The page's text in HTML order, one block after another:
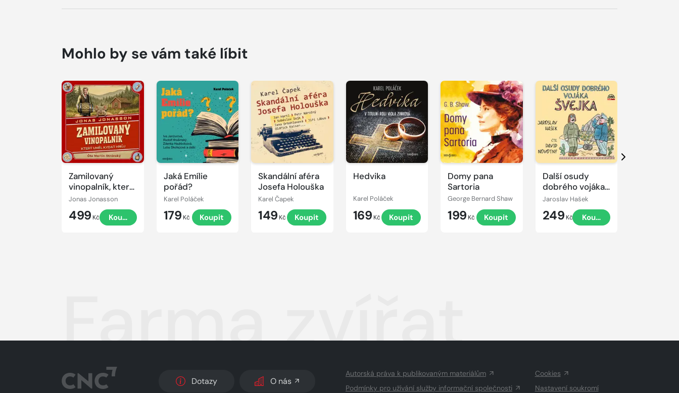
Mohlo by se vám také líbit
Zamilovaný
vinopalník, který
uměl kydat hnůj
Jonas Jonasson
499 Kč Koupit
Přehrát
ukázku
Jaká Emílie
pořád?
Karel Poláček
179 Kč Koupit
Přehrát
ukázku
Skandální aféra
Josefa Holouška
Karel Čapek
149 Kč Koupit
Přehrát
ukázku
Hedvika
Karel Poláček
169 Kč Koupit
Přehrát
ukázku
Domy pana
Sartoria
George Bernard Shaw
199 Kč Koupit
Přehrát
ukázku
Další osudy
dobrého vojáka
Švejka
Jaroslav Hašek
249 Kč Koupit
Přehrát
ukázku
Další
Farma zvířat
Dotazy O nás
Autorská práva k publikovaným materiálům
Podmínky pro užívání služby informační společnosti
Cookies
Nastavení soukromí